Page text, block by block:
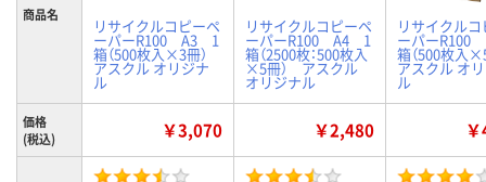
商品名
リサイクルコピーペ
ーパーR100 A3 1
箱（500枚入×3冊）
アスクル オリジナ
ル
リサイクルコピーペ
ーパーR100 A4 1
箱（2500枚：500枚入
×5冊） アスクル
オリジナル
リサイクル
ーパー
箱（500枚入
アスクル オ
ル
価格
(税込)
￥3,070 ￥2,480